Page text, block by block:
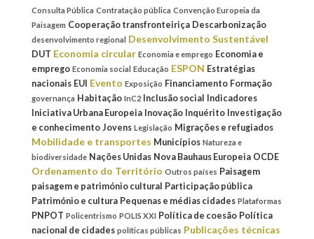
Consulta Pública Contratação pública Convenção Europeia da
Paisagem Cooperação transfronteiriça Descarbonização
desenvolvimento regional Desenvolvimento Sustentável
DUT Economia circular Economia e emprego Economia e
emprego Economia social Educação ESPON Estratégias
nacionais EUI Evento Exposição Financiamento Formação
governança Habitação InC2 Inclusão social
Indicadores
Iniciativa Urbana Europeia Inovação Inquérito Investigação
e conhecimento Jovens Legislação Migrações e refugiados
Mobilidade e transportes Municípios Natureza e
biodiversidade Nações Unidas Nova Bauhaus Europeia OCDE
Ordenamento do Território Outros países Paisagem
paisagem e património cultural Participação pública
Património e cultura Pequenas e médias cidades Plataformas
PNPOT Policentrismo POLIS XXI Política de coesão Política
nacional de cidades políticas públicas Publicações técnicas